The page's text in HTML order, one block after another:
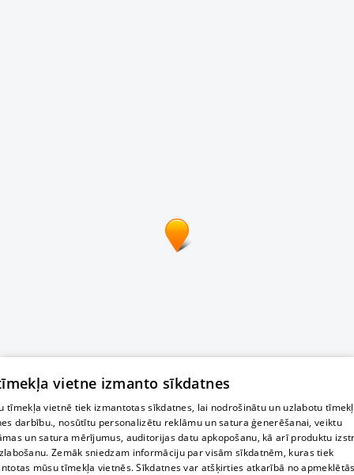
vietne izmanto sīkdatnes
tīmekļa vietnē tiek izmantotas sīkdatnes, lai nodrošinātu un uzlabotu
darbību., nosūtītu personalizētu reklāmu un satura ģenerēšanai, veiktu
un satura mērījumus, auditorijas datu apkopošanu, kā arī produktu
Zemāk sniedzam informāciju par visām sīkdatnēm, kuras tiek
mūsu tīmekļa vietnēs. Sīkdatnes var atšķirties atkarībā no